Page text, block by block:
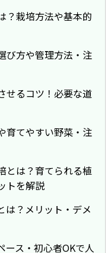
？栽培方法や基本的
び方や管理方法・注
せるコツ！必要な道
育てやすい野菜・注
とは？育てられる植
トを解説
は？メリット・デメ
ース・初心者OKで人